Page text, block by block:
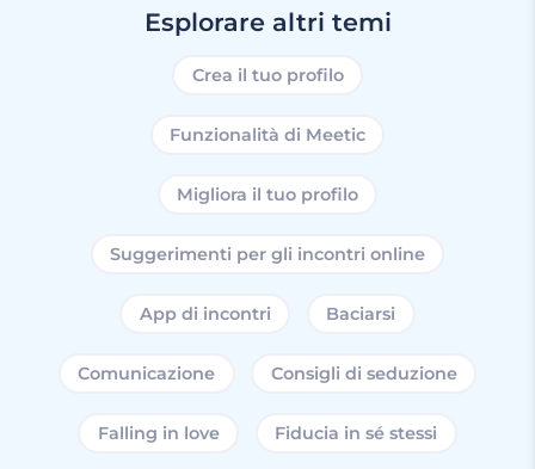
Esplorare altri temi
Crea il tuo profilo
Funzionalità di Meetic
Migliora il tuo profilo
Suggerimenti per gli incontri online
App di incontri Baciarsi
Comunicazione Consigli di seduzione
Falling in love Fiducia in sé stessi